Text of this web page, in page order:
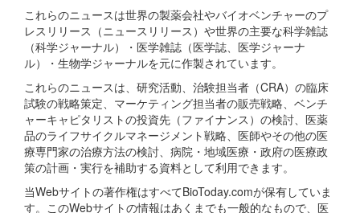
これらのニュースは世界の製薬会社やバイオベンチャーのプ
レスリリース（ニュースリリース）や世界の主要な科学雑誌
（科学ジャーナル）・医学雑誌（医学誌、医学ジャーナ
ル）・生物学ジャーナルを元に作製されています。
これらのニュースは、研究活動、治験担当者（CRA）の臨床
試験の戦略策定、マーケティング担当者の販売戦略、ベンチ
ャーキャピタリストの投資先（ファイナンス）の検討、医薬
品のライフサイクルマネージメント戦略、医師やその他の医
療専門家の治療方法の検討、病院・地域医療・政府の医療政
策の計画・実行を補助する資料として利用できます。
当Webサイトの著作権はすべてBioToday.comが保有していま
す。このWebサイトの情報はあくまでも一般的なもので、医